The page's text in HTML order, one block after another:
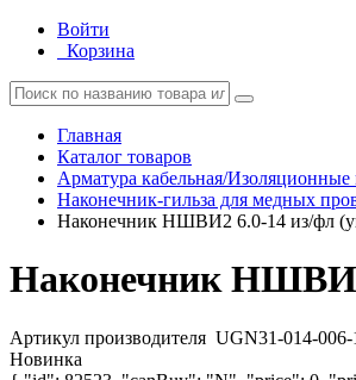
Войти
Корзина
Главная
Каталог товаров
Арматура кабельная/Изоляционные
Наконечник-гильза для медных
Наконечник НШВИ2 6.0-14 из/фл
Наконечник НШВИ2
Артикул производителя UGN31-014-006-
Новинка